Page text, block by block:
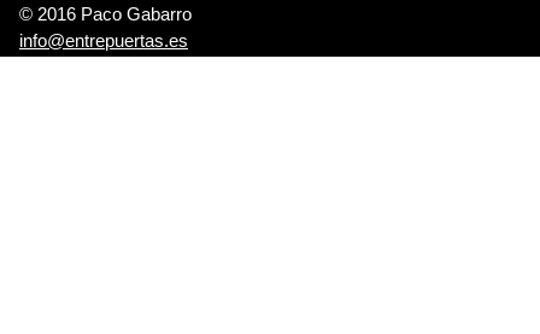
© 2016 Paco Gabarro
info@entrepuertas.es